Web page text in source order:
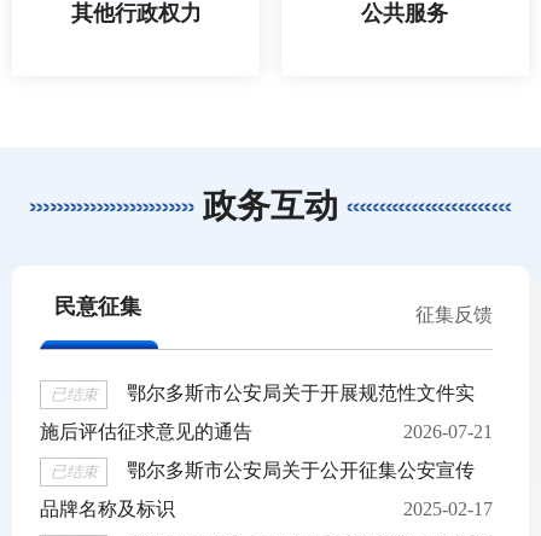
其他行政权力 公共服务
政务互动
民意征集 征集反馈
已结束
鄂尔多斯市公安局关于开展规范性文件实
施后评估征求意见的通告
2026-07-21
已结束
鄂尔多斯市公安局关于公开征集公安宣传
品牌名称及标识
2025-02-17